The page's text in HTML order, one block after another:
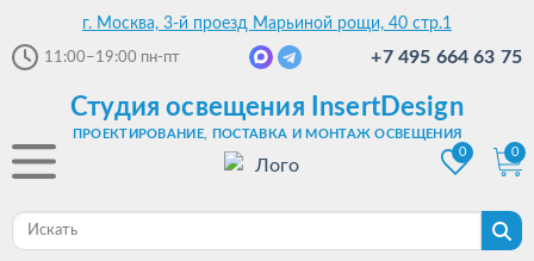
г. Москва, 3-й проезд Марьиной рощи, 40 стр.1
11:00–19:00 пн-пт +7 495 664 63 75
Студия освещения InsertDesign
ПРОЕКТИРОВАНИЕ, ПОСТАВКА И МОНТАЖ ОСВЕЩЕНИЯ
0
0